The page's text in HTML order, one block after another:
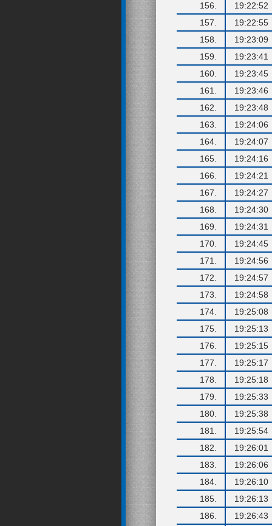
156.
19:22:52
157.
19:22:55
158.
19:23:09
159.
19:23:41
160.
19:23:45
161.
19:23:46
162.
19:23:48
163.
19:24:06
164.
19:24:07
165.
19:24:16
166.
19:24:21
167.
19:24:27
168.
19:24:30
169.
19:24:31
170.
19:24:45
171.
19:24:56
172.
19:24:57
173.
19:24:58
174.
19:25:08
175.
19:25:13
176.
19:25:15
177.
19:25:17
178.
19:25:18
179.
19:25:33
180.
19:25:38
181.
19:25:54
182.
19:26:01
183.
19:26:06
184.
19:26:10
185.
19:26:13
186.
19:26:43